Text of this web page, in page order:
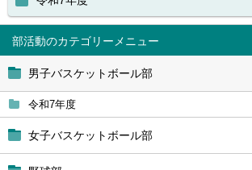
部活動
男子バスケットボール部
令和7年度
女子バスケットボール部